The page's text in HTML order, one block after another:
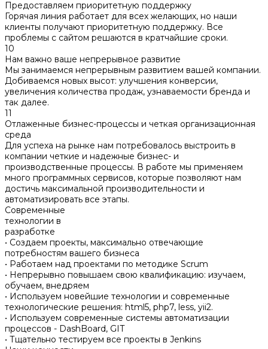
Предоставляем приоритетную поддержку
Горячая линия работает для всех желающих, но наши
клиенты получают приоритетную поддержку. Все
проблемы с сайтом решаются в кратчайшие сроки.
10
Нам важно ваше непрерывное развитие
Мы занимаемся непрерывным развитием вашей компании.
Добиваемся новых высот: улучшения конверсии,
увеличения количества продаж, узнаваемости бренда и
так далее.
11
Отлаженные бизнес-процессы и четкая организационная
среда
Для успеха на рынке нам потребовалось выстроить в
компании четкие и надежные бизнес- и
производственные процессы. В работе мы применяем
много программных сервисов, которые позволяют нам
достичь максимальной производительности и
автоматизировать все этапы.
Современные
технологии в
разработке
• Создаем проекты, максимально отвечающие
потребностям вашего бизнеса
• Работаем над проектами по методике Scrum
• Непрерывно повышаем свою квалификацию: изучаем,
обучаем, внедряем
• Используем новейшие технологии и современные
технологические решения: html5, php7, less, yii2.
• Используем современные системы автоматизации
процессов - DashBoard, GIT
• Тщательно тестируем все проекты в Jenkins